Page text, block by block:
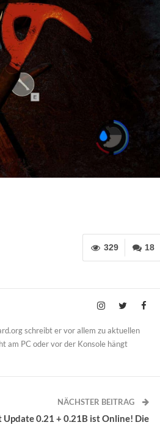
18
329
schreibt er vor allem zu aktuellen
am PC oder vor der Konsole hängt
NÄCHSTER BEITRAG
Update 0.21 + 0.21B ist Online! Die